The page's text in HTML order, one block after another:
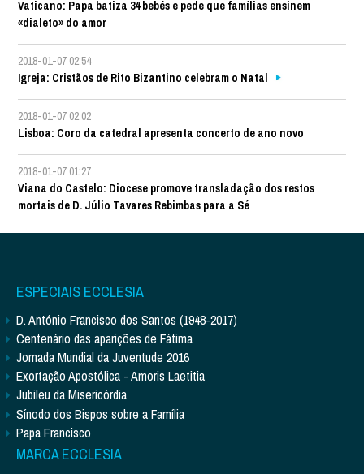
Vaticano: Papa batiza 34 bebés e pede que famílias ensinem
«dialeto» do amor
2018-01-07 02:54
Igreja: Cristãos de Rito Bizantino celebram o Natal
2018-01-07 02:02
Lisboa: Coro da catedral apresenta concerto de ano novo
2018-01-07 01:27
Viana do Castelo: Diocese promove transladação dos restos
mortais de D. Júlio Tavares Rebimbas para a Sé
ESPECIAIS ECCLESIA
D. António Francisco dos Santos (1948-2017)
Centenário das aparições de Fátima
Jornada Mundial da Juventude 2016
Exortação Apostólica - Amoris Laetitia
Jubileu da Misericórdia
Sínodo dos Bispos sobre a Família
Papa Francisco
MARCA ECCLESIA